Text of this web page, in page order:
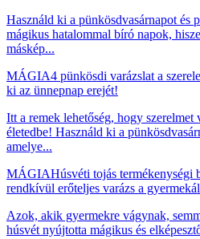
Használd ki a pünkösdvasárnapot és
mágikus hatalommal bíró napok,
máskép...
MÁGIA4 pünkösdi varázslat a
ki az ünnepnap erejét!
Itt a remek lehetőség, hogy szerelmet
életedbe! Használd ki a
amelye...
MÁGIAHúsvéti tojás termékenységi
rendkívül erőteljes varázs a
Azok, akik gyermekre vágynak,
húsvét nyújtotta mágikus és